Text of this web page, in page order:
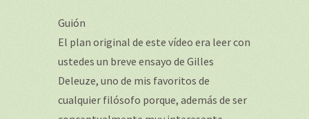
Guión
El plan original de este vídeo era leer con
ustedes un breve ensayo de Gilles
Deleuze, uno de mis favoritos de
cualquier filósofo porque, además de ser